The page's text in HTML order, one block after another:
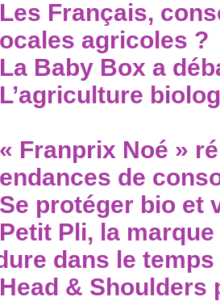
Les Français,
agricoles ?
La Baby Box a
L’agriculture
« Franprix Noé »
de
Se protéger bio et
Petit Pli, la
dans le temps
Head & Shoulders